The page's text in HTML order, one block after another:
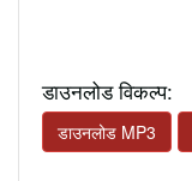
डाउनलोड विकल्प:
डाउनलोड MP3